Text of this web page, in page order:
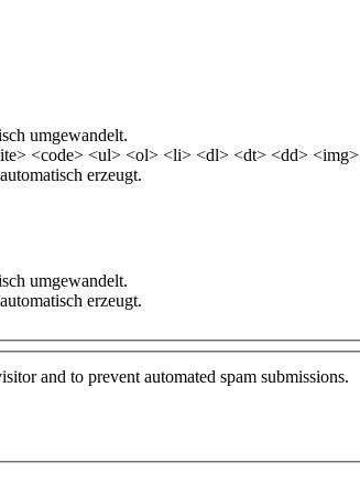
umgewandelt.
<code> <ul> <ol> <li> <dl> <dt> <dd> <img>
erzeugt.
umgewandelt.
erzeugt.
and to prevent automated spam submissions.